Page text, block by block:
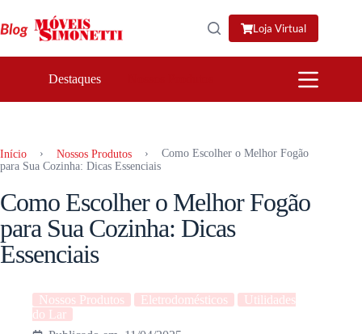
para
o
Loja Virtual
Destaques
Início › Nossos Produtos ›
Como Escolher o Melhor Fogão
para Sua Cozinha: Dicas Essenciais
Como Escolher o Melhor Fogão
para Sua Cozinha: Dicas
Essenciais
Nossos Produtos Eletrodomésticos
Utilidades
do Lar